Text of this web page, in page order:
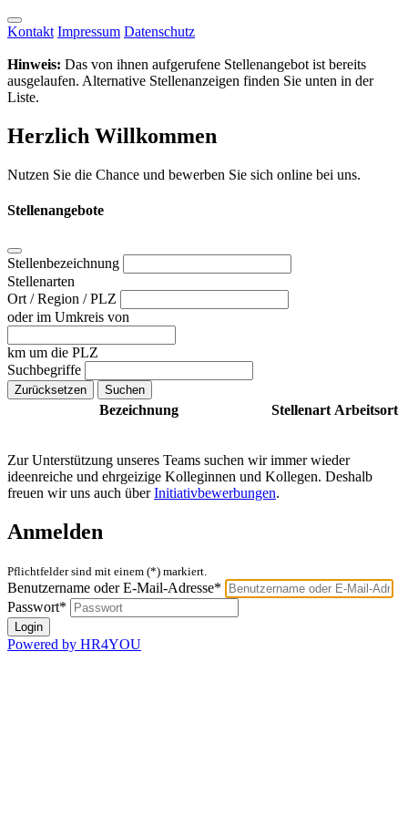
Kontakt Impressum Datenschutz
Hinweis: Das von ihnen aufgerufene Stellenangebot ist bereits
ausgelaufen. Alternative Stellenanzeigen finden Sie unten in der
Liste.
Herzlich Willkommen
Nutzen Sie die Chance und bewerben Sie sich online bei uns.
Stellenangebote
Stellenbezeichnung
Stellenarten
Ort / Region / PLZ
oder im Umkreis von
km um die PLZ
Suchbegriffe
Bezeichnung Stellenart Arbeitsort
Zur Unterstützung unseres Teams suchen wir immer wieder
ideenreiche und ehrgeizige Kolleginnen und Kollegen. Deshalb
freuen wir uns auch überInitiativbewerbungen.
Anmelden
Pflichtfelder sind mit einem (*) markiert.
Benutzername oder E-Mail-Adresse*
Passwort*
Powered by HR4YOU